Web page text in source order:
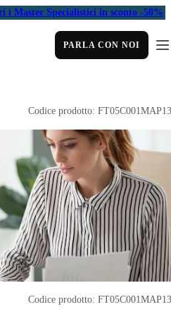
i Master Specialistici in sconto -50%
PARLA CON NOI
Codice prodotto:
Codice prodotto: